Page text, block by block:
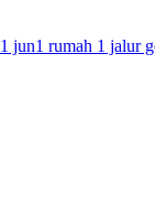
1 jun1 rumah 1 jalur